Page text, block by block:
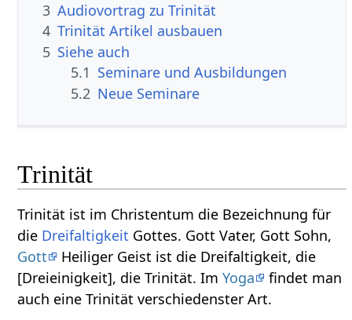
3 Audiovortrag zu Trinität
4 Trinität Artikel ausbauen
5 Siehe auch
5.1 Seminare und Ausbildungen
5.2 Neue Seminare
Trinität
Trinität ist im Christentum die Bezeichnung für
die Dreifaltigkeit Gottes. Gott Vater, Gott Sohn,
Gott
Heiliger Geist ist die Dreifaltigkeit, die
[Dreieinigkeit], die Trinität. ImYoga
findet man
auch eine Trinität verschiedenster Art.